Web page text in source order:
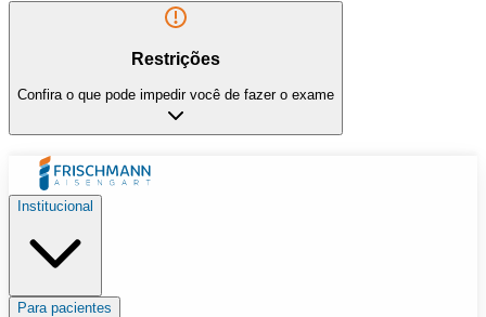
Restrições
Confira o que pode impedir você de fazer o exame
Institucional
Para pacientes